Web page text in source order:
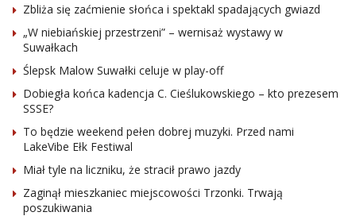
Zbliża się zaćmienie słońca i spektakl spadających gwiazd
„W niebiańskiej przestrzeni” – wernisaż wystawy w
Suwałkach
Ślepsk Malow Suwałki celuje w play-off
Dobiegła końca kadencja C. Cieślukowskiego – kto prezesem
SSSE?
To będzie weekend pełen dobrej muzyki. Przed nami
LakeVibe Ełk Festiwal
Miał tyle na liczniku, że stracił prawo jazdy
Zaginął mieszkaniec miejscowości Trzonki. Trwają
poszukiwania